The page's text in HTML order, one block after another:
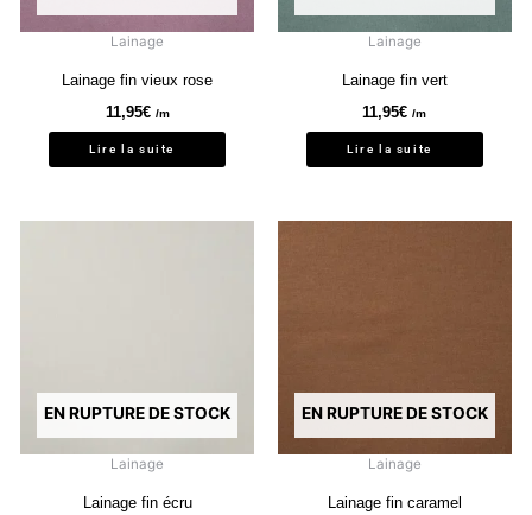
Lainage
Lainage fin vieux rose
11,95€ /m
Lire la suite
Lainage
Lainage fin vert
11,95€ /m
Lire la suite
EN RUPTURE DE STOCK
Lainage
Lainage fin écru
EN RUPTURE DE STOCK
Lainage
Lainage fin caramel